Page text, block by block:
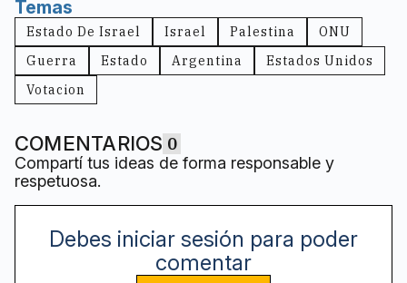
Temas
Estado De Israel Israel Palestina
ONU
Guerra
Estado Argentina
Estados Unidos
Votacion
COMENTARIOS 0
Compartí tus ideas de forma responsable y
respetuosa.
Debes iniciar sesión para poder
comentar